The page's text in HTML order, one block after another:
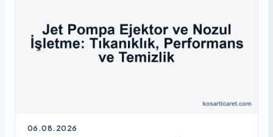
06.08.2026